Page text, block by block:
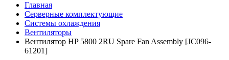
Главная
Серверные комплектующие
Системы охлаждения
Вентиляторы
Вентилятор HP 5800 2RU Spare Fan Assembly [JC096-
61201]